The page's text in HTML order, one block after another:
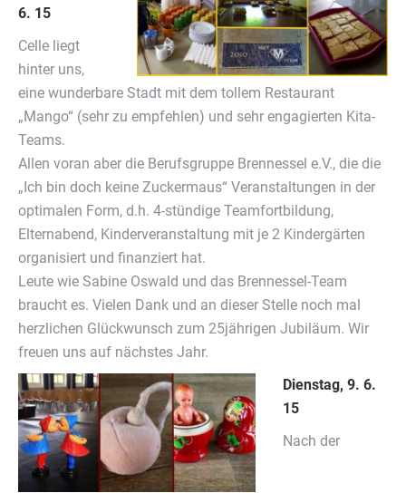
6. 15
Celle liegt
hinter uns,
eine wunderbare Stadt mit dem tollem Restaurant
„Mango“ (sehr zu empfehlen) und sehr engagierten Kita-
Teams.
Allen voran aber die Berufsgruppe Brennessel e.V., die die
„Ich bin doch keine Zuckermaus“ Veranstaltungen in der
optimalen Form, d.h. 4-stündige Teamfortbildung,
Elternabend, Kinderveranstaltung mit je 2 Kindergärten
organisiert und finanziert hat.
Leute wie Sabine Oswald und das Brennessel-Team
braucht es. Vielen Dank und an dieser Stelle noch mal
herzlichen Glückwunsch zum 25jährigen Jubiläum. Wir
freuen uns auf nächstes Jahr.
Dienstag, 9. 6.
15
Nach der